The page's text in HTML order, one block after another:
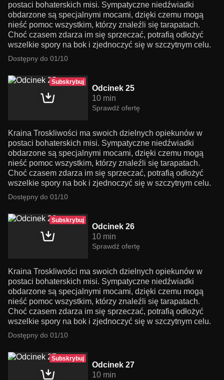
postaci bohaterskich misi. Sympatyczne niedźwiadki
obdarzone są specjalnymi mocami, dzięki czemu mogą
nieść pomoc wszystkim, którzy znaleźli się tarapatach.
Choć czasem zdarza im się sprzeczać, potrafią odłożyć
wszelkie spory na bok i zjednoczyć się w szczytnym celu.
Dostępny do 01/10
Subskrybuj
Odcinek 25
10 min
Sprawdź ofertę
Kraina Troskliwości ma swoich dzielnych opiekunów w
postaci bohaterskich misi. Sympatyczne niedźwiadki
obdarzone są specjalnymi mocami, dzięki czemu mogą
nieść pomoc wszystkim, którzy znaleźli się tarapatach.
Choć czasem zdarza im się sprzeczać, potrafią odłożyć
wszelkie spory na bok i zjednoczyć się w szczytnym celu.
Dostępny do 01/10
Subskrybuj
Odcinek 26
10 min
Sprawdź ofertę
Kraina Troskliwości ma swoich dzielnych opiekunów w
postaci bohaterskich misi. Sympatyczne niedźwiadki
obdarzone są specjalnymi mocami, dzięki czemu mogą
nieść pomoc wszystkim, którzy znaleźli się tarapatach.
Choć czasem zdarza im się sprzeczać, potrafią odłożyć
wszelkie spory na bok i zjednoczyć się w szczytnym celu.
Dostępny do 01/10
Subskrybuj
Odcinek 27
10 min